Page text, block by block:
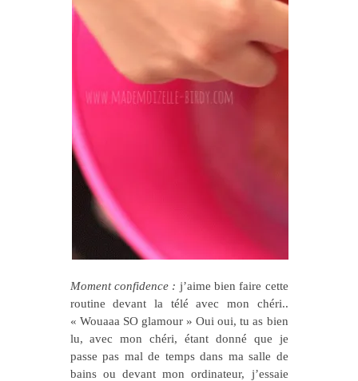
Moment confidence : j’aime bien faire cette
routine devant la télé avec mon chéri..
« Wouaaa SO glamour » Oui oui, tu as bien
lu, avec mon chéri, étant donné que je
passe pas mal de temps dans ma salle de
bains ou devant mon ordinateur, j’essaie